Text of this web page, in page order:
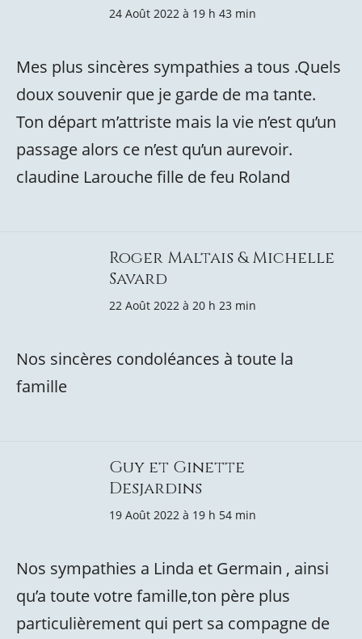
24 Août 2022 à 19 h 43 min
Mes plus sincères sympathies a tous .Quels
doux souvenir que je garde de ma tante.
Ton départ m’attriste mais la vie n’est qu’un
passage alors ce n’est qu’un aurevoir.
claudine Larouche fille de feu Roland
Roger Maltais & Michelle
Savard
22 Août 2022 à 20 h 23 min
Nos sincères condoléances à toute la
famille
Guy et Ginette
Desjardins
19 Août 2022 à 19 h 54 min
Nos sympathies a Linda et Germain , ainsi
qu’a toute votre famille,ton père plus
particulièrement qui pert sa compagne de